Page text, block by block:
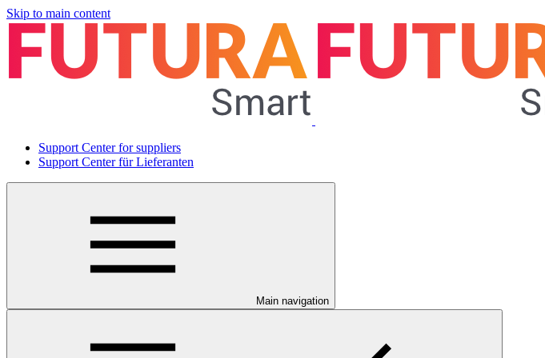
Skip to main content
Support Center for suppliers
Support Center für Lieferanten
Main navigation